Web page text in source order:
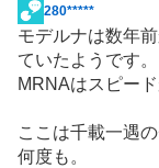
掲
示
板
記
280*****
モデルナは数年
ていたようです。
MRNAはスピード
ここは千載一遇
何度も。